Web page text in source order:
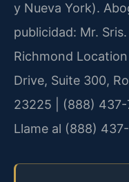
y Nueva York).
publicidad: Mr.
Richmond
Drive, Suite 300,
23225 | (888) 437-
Llame al (888)